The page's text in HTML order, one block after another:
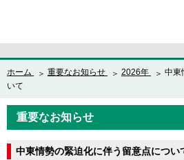
ホーム 重要なお知らせ 2026年
中東
いて
重要なお知らせ
中東情勢の緊迫化に伴う留意点につい